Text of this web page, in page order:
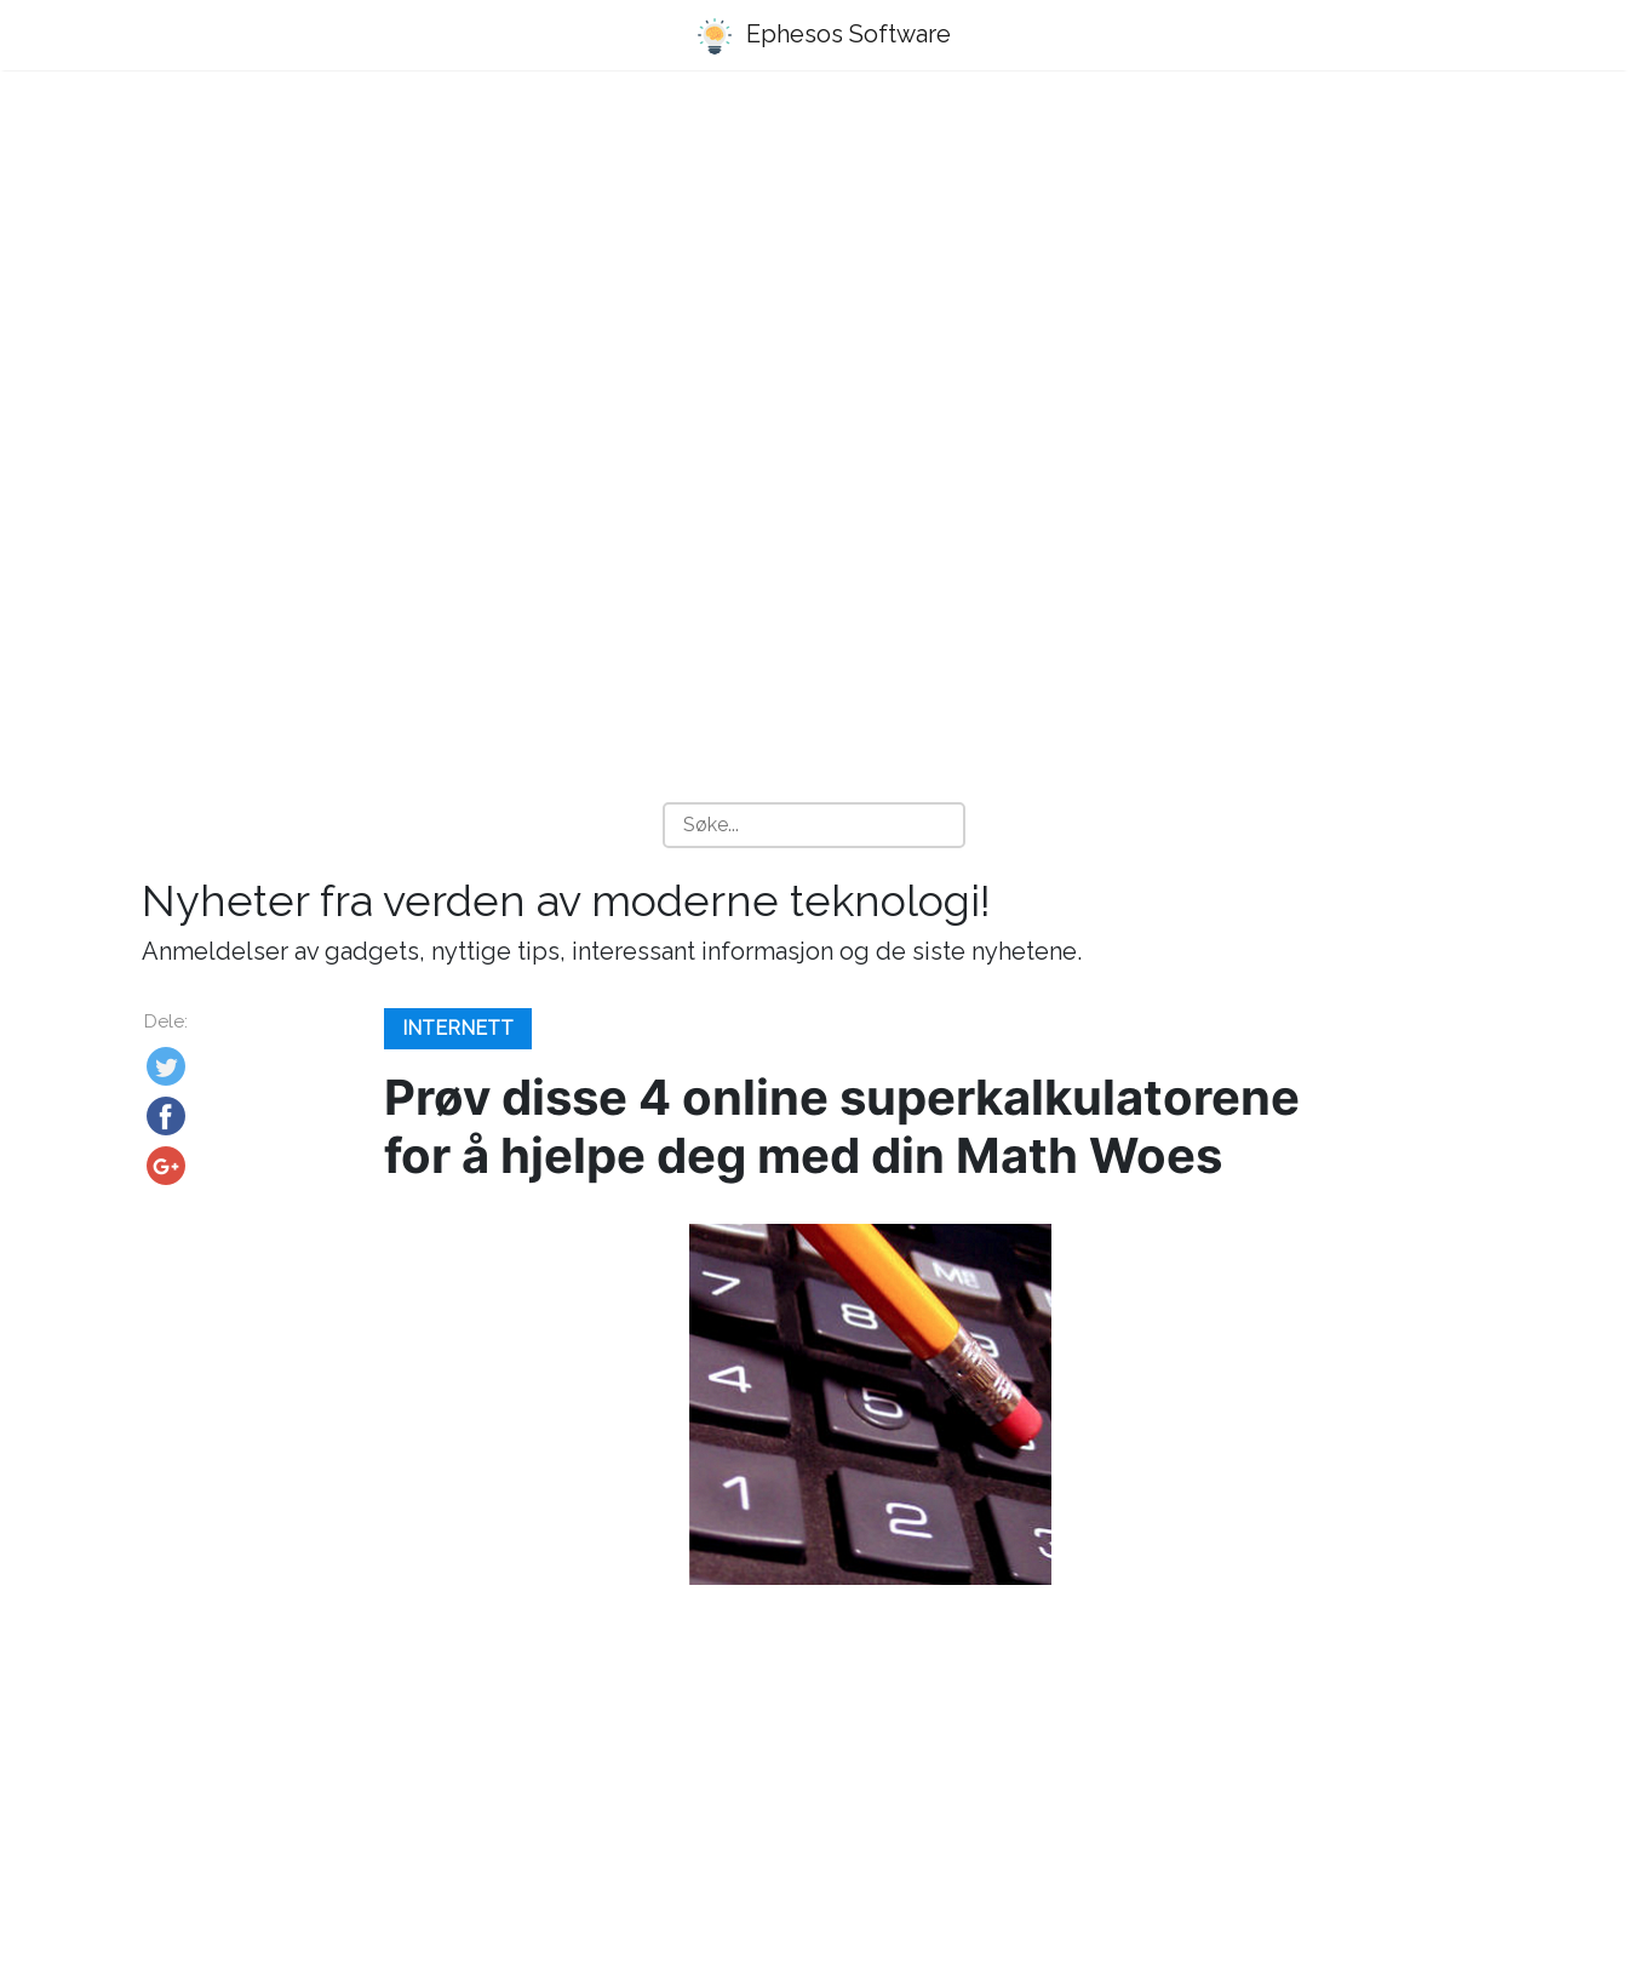
Ephesos Software
Nyheter fra verden av moderne teknologi!
Anmeldelser av gadgets, nyttige tips, interessant informasjon og de siste nyhetene.
Dele: INTERNETT
Prøv disse 4 online superkalkulatorene
for å hjelpe deg med din Math Woes